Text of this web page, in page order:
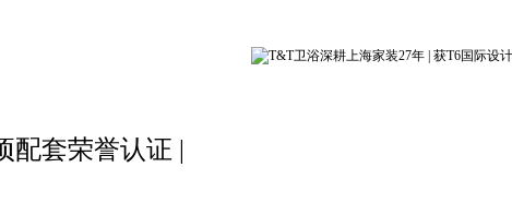
配套荣誉认证 |